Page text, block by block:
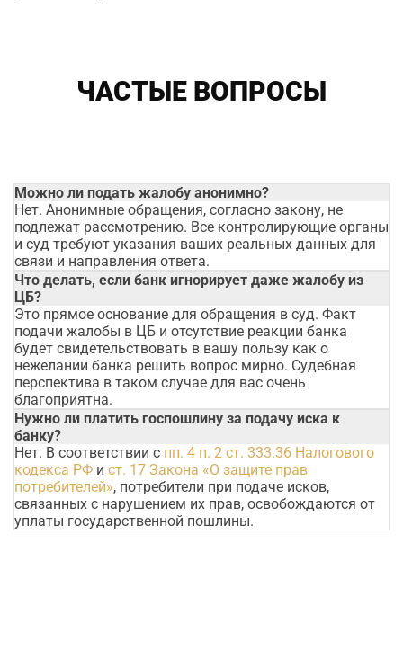
ЧАСТЫЕ ВОПРОСЫ
Можно ли подать жалобу анонимно?
Нет. Анонимные обращения, согласно закону, не
подлежат рассмотрению. Все контролирующие органы
и суд требуют указания ваших реальных данных для
связи и направления ответа.
Что делать, если банк игнорирует даже жалобу из
ЦБ?
Это прямое основание для обращения в суд. Факт
подачи жалобы в ЦБ и отсутствие реакции банка
будет свидетельствовать в вашу пользу как о
нежелании банка решить вопрос мирно. Судебная
перспектива в таком случае для вас очень
благоприятна.
Нужно ли платить госпошлину за подачу иска к
банку?
Нет. В соответствии с пп. 4 п. 2 ст. 333.36 Налогового
кодекса РФ и ст. 17 Закона «О защите прав
потребителей», потребители при подаче исков,
связанных с нарушением их прав, освобождаются от
уплаты государственной пошлины.